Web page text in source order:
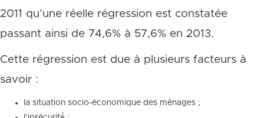
2011 qu’une réelle régression est constatée
passant ainsi de 74,6% à 57,6% en 2013.
Cette régression est due à plusieurs facteurs à
savoir :
la situation socio-économique des ménages ;